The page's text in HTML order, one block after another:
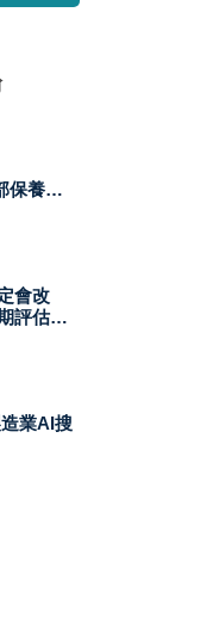
保養新
會改
評估有
業AI搜